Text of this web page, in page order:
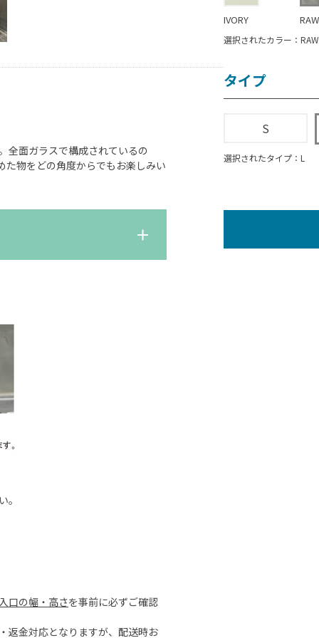
全面ガラスで構成されているの
た物をどの角度からでもお楽しみい
口の幅・高さを事前に必ずご確認
返金対応となりますが、配送時お
IVORY RAW
選択されたカラー：RAW
タイプ
S
選択されたタイプ：L